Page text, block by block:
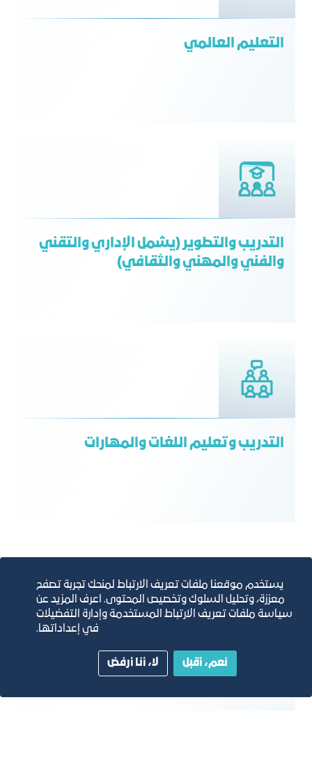
التعليم العالمي
التدريب والتطوير (يشمل الإداري والتقني
والفني والمهني والثقافي)
التدريب وتعليم اللغات والمهارات
التعليم العالي
يستخدم موقعنا ملفات تعريف الارتباط لمنحك تجربة تصفح
معززة، وتحليل السلوك وتخصيص المحتوى. اعرف المزيد عن
سياسة ملفات تعريف الارتباط المستخدمة وإدارة التفضيلات
في إعداداتها.
نعم، أقبل لا، أنا أرفض